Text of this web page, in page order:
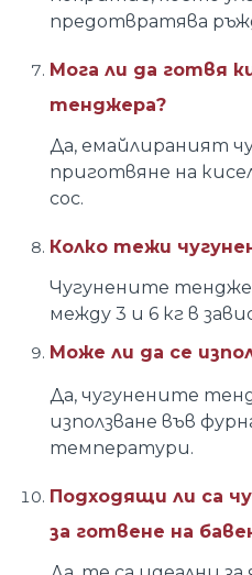
предотвратява
Мога ли да готвя
тенджера?
Да, емайлираният
приготвяне на
сос.
Колко тежи
Чугунените
между 3 и 6 кг в
Може ли да се
Да, чугунените
използване във
температури.
Подходящи ли са
за готвене на